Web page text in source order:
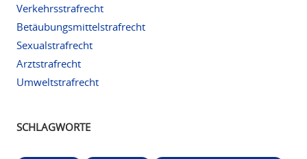
Verkehrsstrafrecht
Betäubungsmittelstrafrecht
Sexualstrafrecht
Arztstrafrecht
Umweltstrafrecht
SCHLAGWORTE